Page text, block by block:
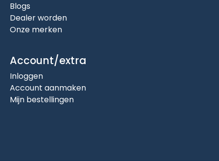
Blogs
Dealer worden
Onze merken
Account/extra
Inloggen
Account aanmaken
Mijn bestellingen